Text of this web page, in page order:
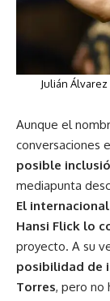
Julián
Aunque el
conversaciones
posible
mediapunta
El
Hansi Flick lo
proyecto. A su
posibilidad de
Torres, pero no